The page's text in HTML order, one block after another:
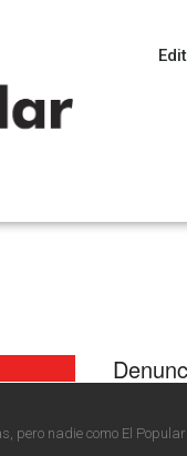
pero nadie como El Popular